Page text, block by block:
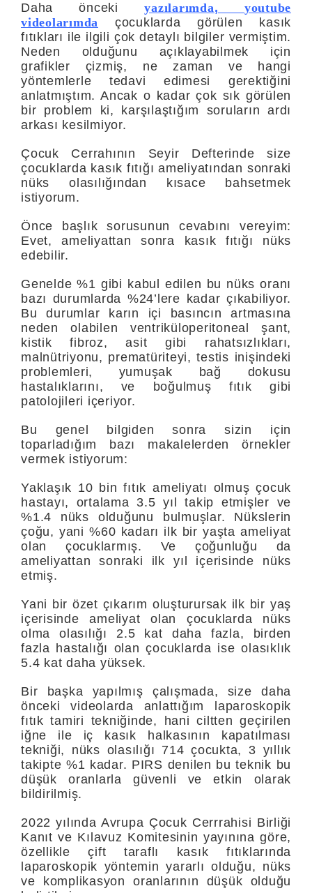
Daha öncekiyazılarımda, youtube
videolarımda çocuklarda görülen kasık
fıtıkları ile ilgili çok detaylı bilgiler vermiştim.
Neden olduğunu açıklayabilmek için
grafikler çizmiş, ne zaman ve hangi
yöntemlerle tedavi edimesi gerektiğini
anlatmıştım. Ancak o kadar çok sık görülen
bir problem ki, karşılaştığım soruların ardı
arkası kesilmiyor.
Çocuk Cerrahının Seyir Defterinde size
çocuklarda kasık fıtığı ameliyatından sonraki
nüks olasılığından kısace bahsetmek
istiyorum.
Önce başlık sorusunun cevabını vereyim:
Evet, ameliyattan sonra kasık fıtığı nüks
edebilir.
Genelde %1 gibi kabul edilen bu nüks oranı
bazı durumlarda %24’lere kadar çıkabiliyor.
Bu durumlar karın içi basıncın artmasına
neden olabilen ventriküloperitoneal şant,
kistik fibroz, asit gibi rahatsızlıkları,
malnütriyonu, prematüriteyi, testis inişindeki
problemleri, yumuşak bağ dokusu
hastalıklarını, ve boğulmuş fıtık gibi
patolojileri içeriyor.
Bu genel bilgiden sonra sizin için
toparladığım bazı makalelerden örnekler
vermek istiyorum:
Yaklaşık 10 bin fıtık ameliyatı olmuş çocuk
hastayı, ortalama 3.5 yıl takip etmişler ve
%1.4 nüks olduğunu bulmuşlar. Nükslerin
çoğu, yani %60 kadarı ilk bir yaşta ameliyat
olan çocuklarmış. Ve çoğunluğu da
ameliyattan sonraki ilk yıl içerisinde nüks
etmiş.
Yani bir özet çıkarım oluşturursak ilk bir yaş
içerisinde ameliyat olan çocuklarda nüks
olma olasılığı 2.5 kat daha fazla, birden
fazla hastalığı olan çocuklarda ise olasıklık
5.4 kat daha yüksek.
Bir başka yapılmış çalışmada, size daha
önceki videolarda anlattığım laparoskopik
fıtık tamiri tekniğinde, hani ciltten geçirilen
iğne ile iç kasık halkasının kapatılması
tekniği, nüks olasılığı 714 çocukta, 3 yıllık
takipte %1 kadar. PIRS denilen bu teknik bu
düşük oranlarla güvenli ve etkin olarak
bildirilmiş.
2022 yılında Avrupa Çocuk Cerrrahisi Birliği
Kanıt ve Kılavuz Komitesinin yayınına göre,
özellikle çift taraflı kasık fıtıklarında
laparoskopik yöntemin yararlı olduğu, nüks
ve komplikasyon oranlarının düşük olduğu